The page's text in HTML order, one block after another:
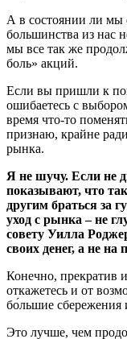
А в состоянии ли мы
большинства из нас
мы все так же
боль» акций.
Если вы пришли к
ошибаетесь с
время что-то
признаю, крайне
рынка.
Я не шучу. Если не
показывают, что
другим браться за
уход с рынка – не
совету Уилла
своих денег, а не на
Конечно, прекратив
откажетесь и от
бо́льшие сбережения
Это лучше, чем